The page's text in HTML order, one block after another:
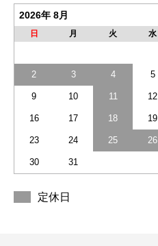
2026年 8月
日 月 火 水
2 3 4 5
9 10 11 12
16 17 18 19
23 24 25 26
30 31
定休日